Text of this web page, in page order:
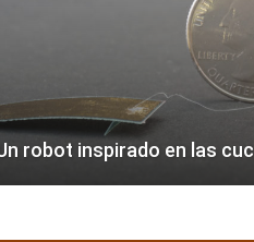
robot inspirado en las